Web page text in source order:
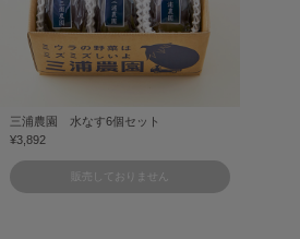
三浦農園 水なす6個セット
¥3,892
販売しておりません